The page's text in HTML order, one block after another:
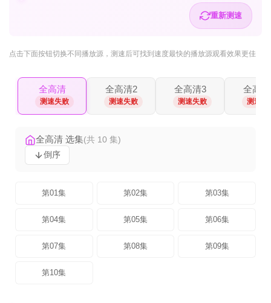
重新测速
点击下面按钮切换不同播放源 ，测速后可找到速度最快的播放源观看效果更佳
全高清
测速失败
全高清2
测速失败
全高清3
测速失败
全高
测速失
全高清 选集(共 10 集)
倒序
第01集 第02集 第03集
第04集 第05集 第06集
第07集 第08集 第09集
第10集